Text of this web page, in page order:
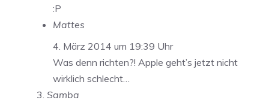
:P
Mattes
4. März 2014 um 19:39 Uhr
Was denn richten?! Apple geht’s jetzt nicht
wirklich schlecht…
Samba